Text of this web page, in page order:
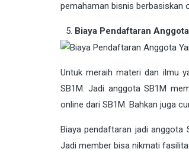
pemahaman bisnis berbasiskan
Biaya Pendaftaran
Untuk meraih materi dan ilmu
SB1M. Jadi anggota SB1M
online dari SB1M. Bahkan juga
Biaya pendaftaran jadi anggota
Jadi member bisa nikmati